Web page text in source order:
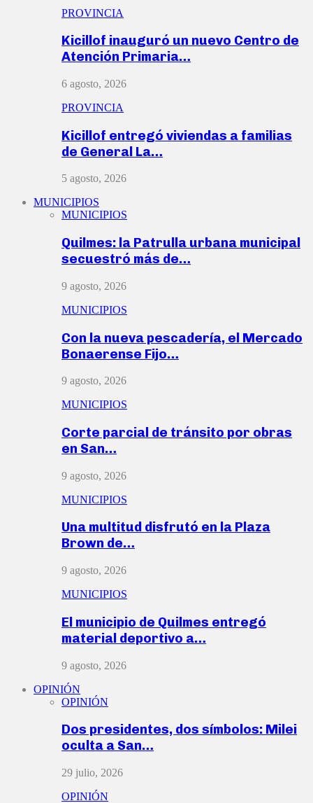
PROVINCIA
Kicillof inauguró un nuevo Centro de
Atención Primaria…
6 agosto, 2026
PROVINCIA
Kicillof entregó viviendas a familias
de General La…
5 agosto, 2026
MUNICIPIOS
MUNICIPIOS
Quilmes: la Patrulla urbana municipal
secuestró más de…
9 agosto, 2026
MUNICIPIOS
Con la nueva pescadería, el Mercado
Bonaerense Fijo…
9 agosto, 2026
MUNICIPIOS
Corte parcial de tránsito por obras
en San…
9 agosto, 2026
MUNICIPIOS
Una multitud disfrutó en la Plaza
Brown de…
9 agosto, 2026
MUNICIPIOS
El municipio de Quilmes entregó
material deportivo a…
9 agosto, 2026
OPINIÓN
OPINIÓN
Dos presidentes, dos símbolos: Milei
oculta a San…
29 julio, 2026
OPINIÓN